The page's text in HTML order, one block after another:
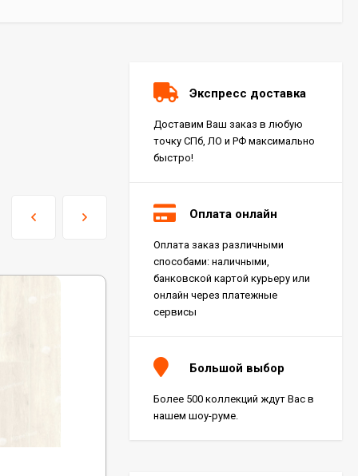
Экспресс доставка
Доставим Ваш заказ в любую
точку СПб, ЛО и РФ максимально
быстро!
Оплата онлайн
Оплата заказ различными
способами: наличными,
банковской картой курьеру или
онлайн через платежные
сервисы
Большой выбор
Более 500 коллекций ждут Вас в
нашем шоу-руме.
Керамогранит Italon
Charme Extra Silver Ret
60x120, 610010001196
Charme Evo Imperiale
Ret 60x120,